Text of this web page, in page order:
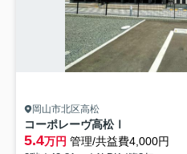
岡山市北区高松
コーポレーヴ高松Ⅰ
5.4万円 管理/共益費4,000円